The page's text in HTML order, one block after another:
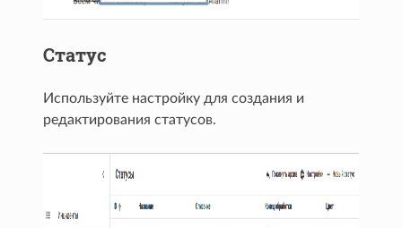
Статус
Используйте настройку для создания и
редактирования статусов.